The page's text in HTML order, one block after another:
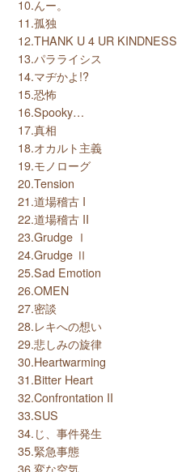
10.んー。
11.孤独
12.THANK U 4 UR KINDNESS
13.パラライシス
14.マヂかよ!?
15.恐怖
16.Spooky…
17.真相
18.オカルト主義
19.モノローグ
20.Tension
21.道場稽古 I
22.道場稽古 II
23.Grudge Ⅰ
24.Grudge Ⅱ
25.Sad Emotion
26.OMEN
27.密談
28.レキへの想い
29.悲しみの旋律
30.Heartwarming
31.Bitter Heart
32.Confrontation II
33.SUS
34.じ、事件発生
35.緊急事態